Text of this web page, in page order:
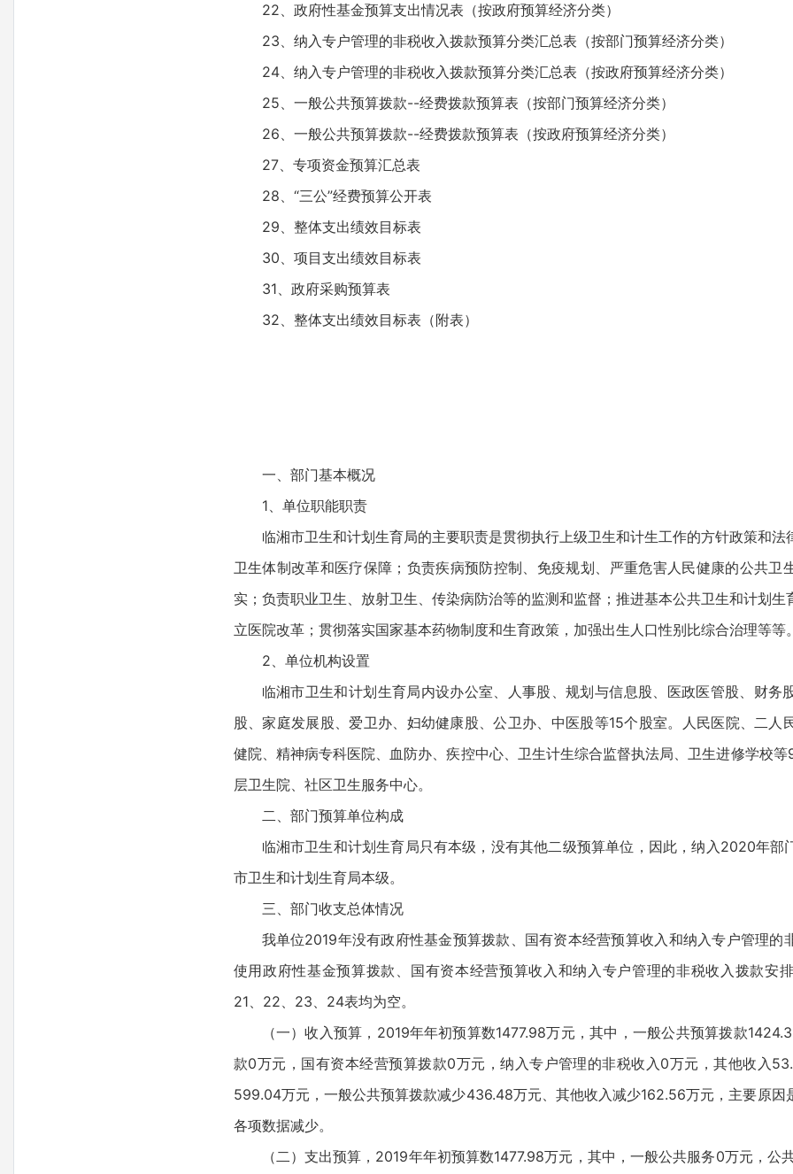
22、政府性基金预算支出情况表（按政府预算经济分类）
23、纳入专户管理的非税收入拨款预算分类汇总表（按部门预算经济分类）
24、纳入专户管理的非税收入拨款预算分类汇总表（按政府预算经济分类）
25、一般公共预算拨款--经费拨款预算表（按部门预算经济分类）
26、一般公共预算拨款--经费拨款预算表（按政府预算经济分类）
27、专项资金预算汇总表
28、“三公”经费预算公开表
29、整体支出绩效目标表
30、项目支出绩效目标表
31、政府采购预算表
32、整体支出绩效目标表（附表）
一、部门基本概况
1、单位职能职责
临湘市卫生和计划生育局的主要职责是贯彻执行上级卫生和计生工作的方针政策和
卫生体制改革和医疗保障；负责疾病预防控制、免疫规划、严重危害人民健康的公共卫
实；负责职业卫生、放射卫生、传染病防治等的监测和监督；推进基本公共卫生和计划
立医院改革；贯彻落实国家基本药物制度和生育政策，加强出生人口性别比综合治理等等
2、单位机构设置
临湘市卫生和计划生育局内设办公室、人事股、规划与信息股、医政医管股、财务
股、家庭发展股、爱卫办、妇幼健康股、公卫办、中医股等15个股室。人民医院、二人
健院、精神病专科医院、血防办、疾控中心、卫生计生综合监督执法局、卫生进修学校
层卫生院、社区卫生服务中心。
二、部门预算单位构成
临湘市卫生和计划生育局只有本级，没有其他二级预算单位，因此，纳入2020年部
市卫生和计划生育局本级。
三、部门收支总体情况
我单位2019年没有政府性基金预算拨款、国有资本经营预算收入和纳入专户管理的
使用政府性基金预算拨款、国有资本经营预算收入和纳入专户管理的非税收入拨款安
21、22、23、24表均为空。
（一）收入预算，2019年年初预算数1477.98万元，其中，一般公共预算拨款
款0万元，国有资本经营预算拨款0万元，纳入专户管理的非税收入0万元，其他收入
599.04万元，一般公共预算拨款减少436.48万元、其他收入减少162.56万元，主要原因
各项数据减少。
（二）支出预算，2019年年初预算数1477.98万元，其中，一般公共服务0万元，公